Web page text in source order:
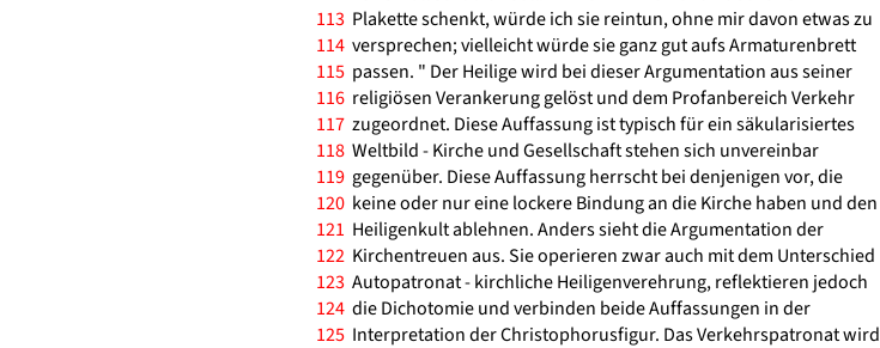
113 Plakette schenkt, würde ich sie reintun, ohne mir davon etwas zu
114 versprechen; vielleicht würde sie ganz gut aufs Armaturenbrett
115 passen. " Der Heilige wird bei dieser Argumentation aus seiner
116 religiösen Verankerung gelöst und dem Profanbereich Verkehr
117 zugeordnet. Diese Auffassung ist typisch für ein säkularisiertes
118 Weltbild - Kirche und Gesellschaft stehen sich unvereinbar
119 gegenüber. Diese Auffassung herrscht bei denjenigen vor, die
120 keine oder nur eine lockere Bindung an die Kirche haben und den
121 Heiligenkult ablehnen. Anders sieht die Argumentation der
122 Kirchentreuen aus. Sie operieren zwar auch mit dem Unterschied
123 Autopatronat - kirchliche Heiligenverehrung, reflektieren jedoch
124 die Dichotomie und verbinden beide Auffassungen in der
125 Interpretation der Christophorusfigur. Das Verkehrspatronat wird